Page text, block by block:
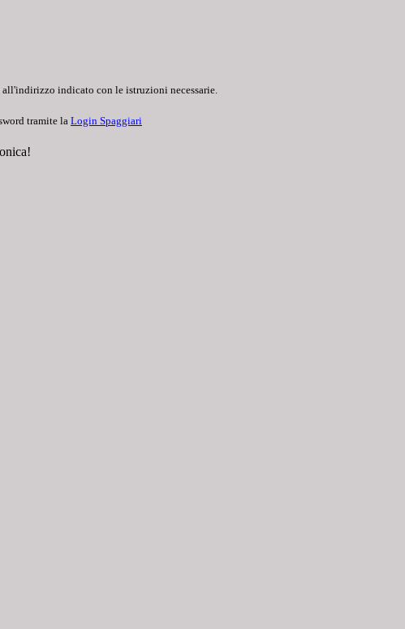
all'indirizzo indicato con le istruzioni necessarie.
tramite la Login Spaggiari